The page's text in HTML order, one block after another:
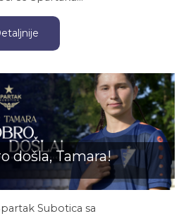
došla, Tamara!
Subotica sa